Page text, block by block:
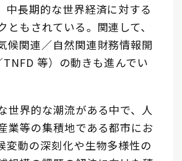
中長期的な世界経済に対する
ともされている。関連して、
候関連／自然関連財務情報開
TNFD 等）の動きも進んでい
世界的な潮流がある中で、人
業等の集積地である都市にお
変動の深刻化や生物多様性の